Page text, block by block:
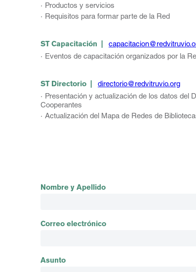
Productos y servicios
Requisitos para formar parte de la Red
ST Capacitación |
Eventos de capacitación organizados por la
ST Directorio | directorio@redvitruvio.org
Presentación y actualización de los datos del
Cooperantes
Actualización del Mapa de Redes de
Nombre y Apellido
Correo electrónico
Asunto